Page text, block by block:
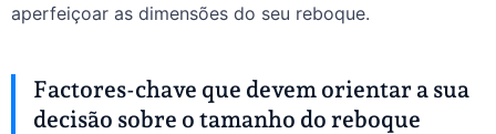
aperfeiçoar as dimensões do seu reboque.
Factores-chave que devem orientar a sua
decisão sobre o tamanho do reboque